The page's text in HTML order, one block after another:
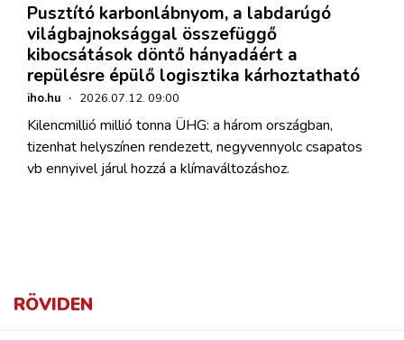
Pusztító karbonlábnyom, a labdarúgó
világbajnoksággal összefüggő
kibocsátások döntő hányadáért a
repülésre épülő logisztika kárhoztatható
iho.hu · 2026.07.12. 09:00
Kilencmillió millió tonna ÜHG: a három országban,
tizenhat helyszínen rendezett, negyvennyolc csapatos
vb ennyivel járul hozzá a klímaváltozáshoz.
RÖVIDEN